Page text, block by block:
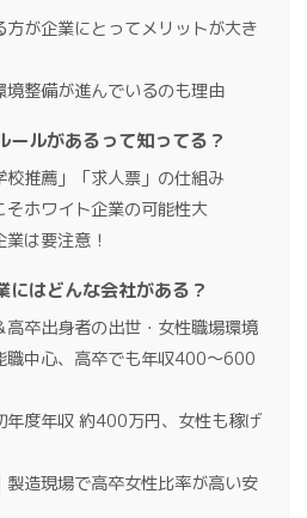
が企業にとってメリットが大き
境整備が進んでいるのも理由
ールがあるって知ってる？
推薦」「求人票」の仕組み
そホワイト企業の可能性大
は要注意！
にはどんな会社がある？
卒出身者の出世・女性職場環境
職中心、高卒でも年収400～600
年度年収 約400万円、女性も稼げ
製造現場で高卒女性比率が高い安